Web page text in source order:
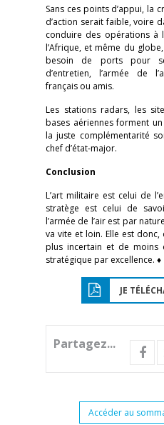
Sans ces points d’appui, la
d’action serait faible, voire
conduire des opérations à
l’Afrique, et même du
besoin de ports pour
d’entretien, l’armée de
français ou amis.
Les stations radars, les
bases aériennes forment
la juste complémentarité
chef d’état-major.
Conclusion
L’art militaire est celui de
stratège est celui de
l’armée de l’air est par
va vite et loin. Elle est
plus incertain et de moins
stratégique par excellence. ♦
JE
Partagez...
Accéder au